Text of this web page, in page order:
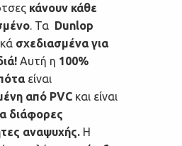
κάνουν κάθε
. Τα Dunlop
σχεδιασμένα για
Αυτή η 100%
είναι
από PVC και είναι
διάφορες
αναψυχής. Η